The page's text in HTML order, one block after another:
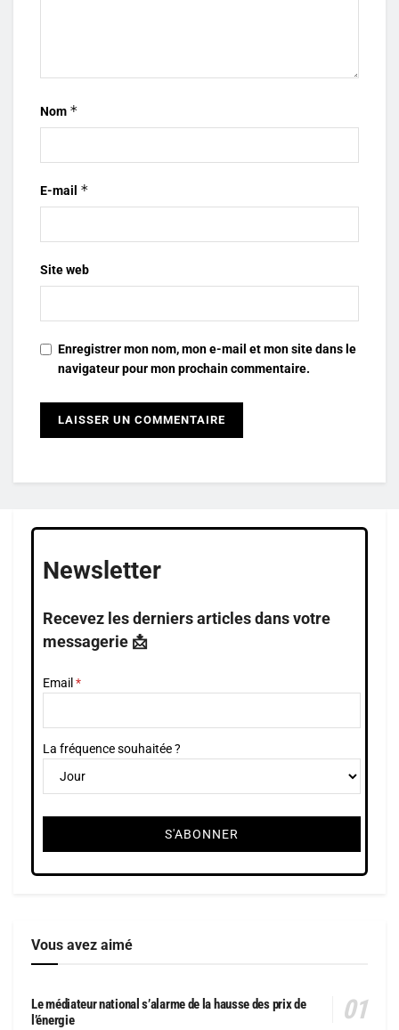
Nom *
E-mail *
Site web
Enregistrer mon nom, mon e-mail et mon site dans le
navigateur pour mon prochain commentaire.
Newsletter
Recevez les derniers articles dans votre
messagerie 📩
Email
La fréquence souhaitée ?
Vous avez aimé
Le médiateur national s’alarme de la hausse des prix de
l’énergie